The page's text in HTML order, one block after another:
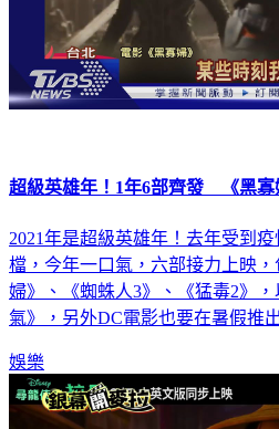
超級英雄年！1年6部齊發 《黑寡
2021年是超級英雄年！去年受到
檔，今年一口氣，六部接力上映
婦》、《蜘蛛人3》、《猛毒2》
氣》，另外DC電影也要在暑假推
娛樂